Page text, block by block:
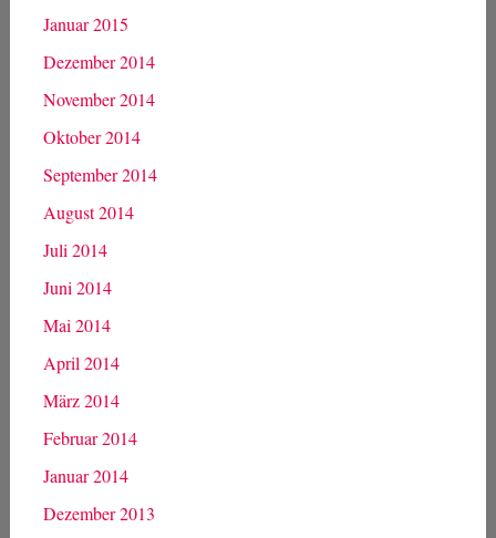
Januar 2015
Dezember 2014
November 2014
Oktober 2014
September 2014
August 2014
Juli 2014
Juni 2014
Mai 2014
April 2014
März 2014
Februar 2014
Januar 2014
Dezember 2013